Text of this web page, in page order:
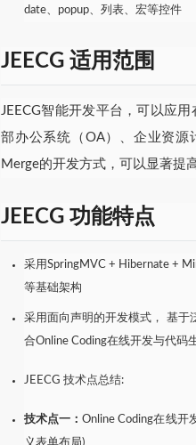
date、popup、列表、宏等控件
JEECG 适用范围
JEECG智能开发平台，可以应
部办公系统（OA）、企业资源
Merge的开发方式，可以显著提
JEECG 功能特点
采用SpringMVC + Hibernate +
等基础架构
采用面向声明的开发模式， 基于
合Online Coding在线开发与代码
JEECG 技术点总结:
技术点一：Online Coding在线开